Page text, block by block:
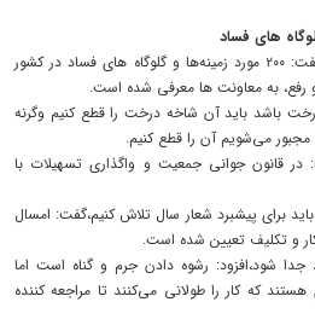
حجت الاسلام و المسلمین اژه ای گفت: ۲۰۰ مورد زمینه‌ها و گلوگاه های فساد در کشور
به معاونت ها معرفی شده است.
باشد باید آن شاخه درخت را قطع کنیم وگرنه
می‌شویم آن را قطع کنیم.
قانون جوانی جمعیت و واگذاری تسهیلات با
برای پیشبرد شعار سال تلاش کنیم،گفت: امسال
و تکلیف تعیین شده است.
جدا شود،افزود: رشوه دادن جرم و گناه است اما
که کار را طولانی می‌کنند تا مراجعه کننده